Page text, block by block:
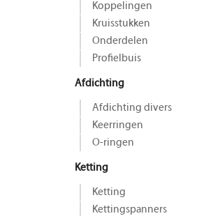
Koppelingen
Kruisstukken
Onderdelen
Profielbuis
Afdichting
Afdichting divers
Keerringen
O-ringen
Ketting
Ketting
Kettingspanners